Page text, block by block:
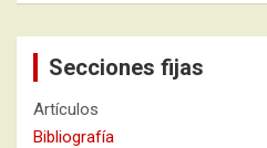
Secciones fijas
Artículos
Bibliografía